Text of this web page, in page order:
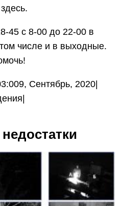
45 с 8-00 до 22-00 в
числе и в выходные.
Сентябрь, 2020|